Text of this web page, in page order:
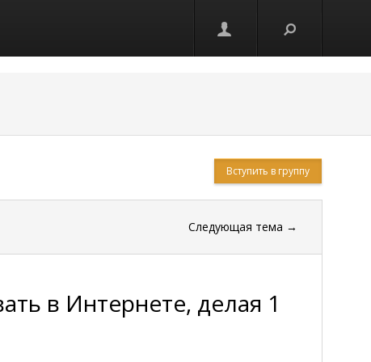
Вступить в группу
Следующая тема →
в Интернете, делая 1